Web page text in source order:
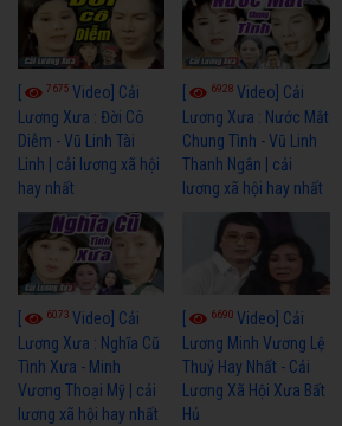
7675 Video] Cải
Lương Xưa : Đời Cô
Diễm - Vũ Linh Tài
Linh | cải lương xã hội
hay nhất
6928Video] Cải
Lương Xưa : Nước Mắt
Chung Tình - Vũ Linh
Thanh Ngân | cải
lương xã hội hay nhất
6073 Video] Cải
Lương Xưa : Nghĩa Cũ
Tình Xưa - Minh
Vương Thoại Mỹ | cải
lương xã hội hay nhất
6690Video] Cải
Lương Minh Vương Lệ
Thuỷ Hay Nhất - Cải
Lương Xã Hội Xưa Bất
Hủ